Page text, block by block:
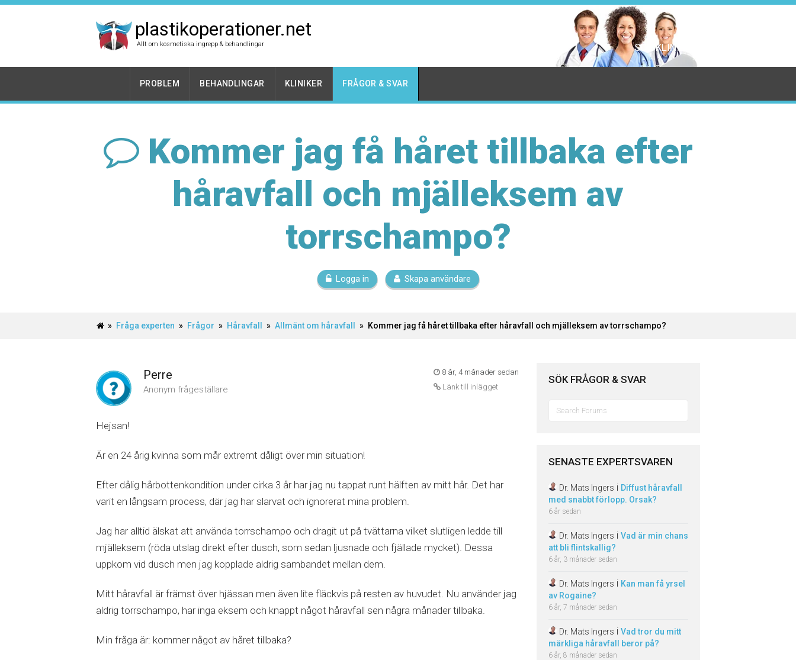
plastikoperationer.net
Allt om kosmetiska ingrepp & behandlingar SÖK KLINIK
PROBLEM BEHANDLINGAR KLINIKER FRÅGOR & SVAR
Kommer jag få håret tillbaka efter
håravfall och mjälleksem av
torrschampo?
Logga in Skapa användare
» Fråga experten » Frågor » Håravfall » Allmänt om håravfall » Kommer jag få håret tillbaka efter håravfall och mjälleksem av torrschampo?
8 år, 4 månader sedan
Länk till inlägget
Perre
Anonym frågeställare
Hejsan!
Är en 24 årig kvinna som mår extremt dåligt över min situation!
Efter dålig hårbottenkondition under cirka 3 år har jag nu tappat runt hälften av mitt hår. Det har
varit en långsam process, där jag har slarvat och ignorerat mina problem.
Jag har alltid älskat att använda torrschampo och dragit ut på tvättarna vilket slutligen ledde till
mjälleksem (röda utslag direkt efter dusch, som sedan ljusnade och fjällade mycket). Dessa
uppkom vid dusch men jag kopplade aldrig sambandet mellan dem.
Mitt håravfall är främst över hjässan men även lite fläckvis på resten av huvudet. Nu använder jag
aldrig torrschampo, har inga eksem och knappt något håravfall sen några månader tillbaka.
Min fråga är: kommer något av håret tillbaka?
SÖK FRÅGOR & SVAR
SENASTE EXPERTSVAREN
Dr. Mats Ingers i Diffust håravfall
med snabbt förlopp. Orsak?
6 år sedan
Dr. Mats Ingers i Vad är min chans
att bli flintskallig?
6 år, 3 månader sedan
Dr. Mats Ingers i Kan man få yrsel
av Rogaine?
6 år, 7 månader sedan
Dr. Mats Ingers i Vad tror du mitt
märkliga håravfall beror på?
6 år, 8 månader sedan